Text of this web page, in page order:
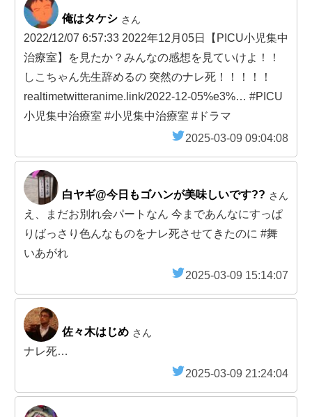
俺はタケシ さん
2022/12/07 6:57:33 2022年12月05日【PICU小児集中
治療室】を見たか？みんなの感想を見ていけよ！！
しこちゃん先生辞めるの 突然のナレ死！！！！！
realtimetwitteranime.link/2022-12-05%e3%… #PICU
小児集中治療室 #小児集中治療室 #ドラマ
2025-03-09 09:04:08
白ヤギ@今日もゴハンが美味しいです?? さん
え、まだお別れ会パートなん 今まであんなにすっぱ
りばっさり色んなものをナレ死させてきたのに #舞
いあがれ
2025-03-09 15:14:07
佐々木はじめ さん
ナレ死…
2025-03-09 21:24:04